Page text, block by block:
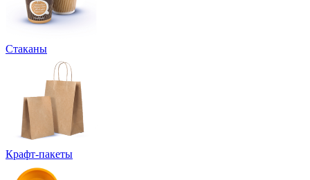
Стаканы
Крафт-пакеты